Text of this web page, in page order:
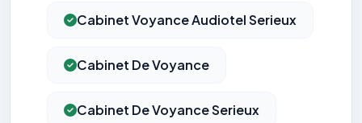
Cabinet Voyance Audiotel Serieux
Cabinet De Voyance
Cabinet De Voyance Serieux